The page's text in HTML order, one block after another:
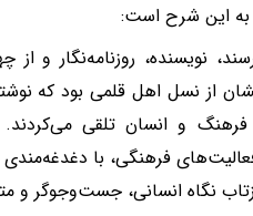
این شرح است:
نویسنده، روزنامه‌نگار و
نسل اهل قلمی بود که نوشتن
فرهنگ و انسان تلقی
فعالیت‌های فرهنگی، با
نگاه انسانی، جست‌وجوگر و